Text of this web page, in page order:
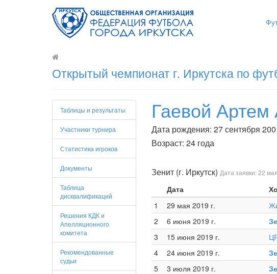
Открытый чемпионат г. Иркутска по
Таблицы и результаты
Участники турнира
Статистика игроков
Документы
Таблица
дисквалификаций
Решения КДК и
Апелляционного
комитета
Рекомендованные
судьи
Гаевой Артем
Дата рождения: 27 сентября
Возраст: 24 года
Зенит (г. Иркутск) Дата заявки: 22
Дата
1
29 мая 2019 г.
2
6 июня 2019 г.
3
15 июня 2019 г.
4
24 июня 2019 г.
5
3 июля 2019 г.